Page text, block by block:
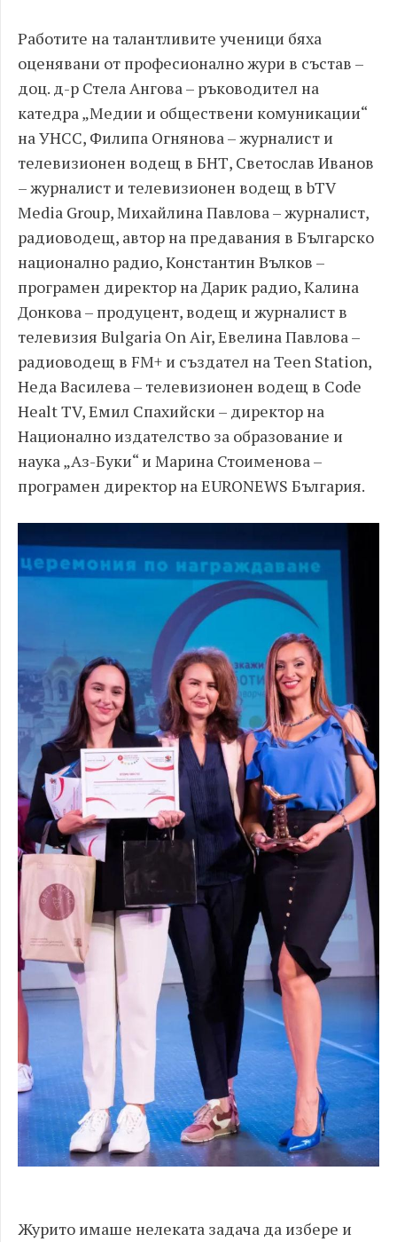
Работите на талантливите ученици бяха
оценявани от професионално жури в състав –
доц. д-р Стела Ангова – ръководител на
катедра „Медии и обществени комуникации“
на УНСС, Филипа Огнянова – журналист и
телевизионен водещ в БНТ, Светослав Иванов
– журналист и телевизионен водещ в bTV
Media Group, Михайлина Павлова – журналист,
радиоводещ, автор на предавания в Българско
национално радио, Константин Вълков –
програмен директор на Дарик радио, Калина
Донкова – продуцент, водещ и журналист в
телевизия Bulgaria On Air, Евелина Павлова –
радиоводещ в FM+ и създател на Teen Station,
Неда Василева – телевизионен водещ в Code
Healt TV, Емил Спахийски – директор на
Национално издателство за образование и
наука „Аз-Буки“ и Марина Стоименова –
програмен директор на EURONEWS България.
Журито имаше нелеката задача да избере и